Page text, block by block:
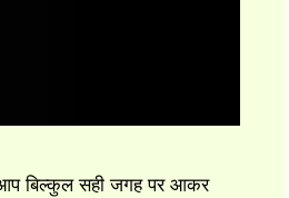
बिल्कुल सही जगह पर आकर